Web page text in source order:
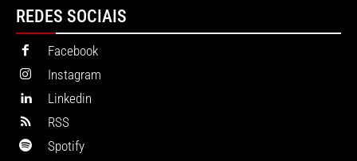
REDES SOCIAIS
Facebook
Instagram
Linkedin
RSS
Spotify